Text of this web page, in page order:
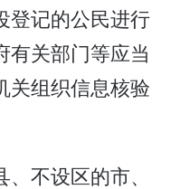
登记的公民进行
有关部门等应当
关组织信息核验
不设区的市、